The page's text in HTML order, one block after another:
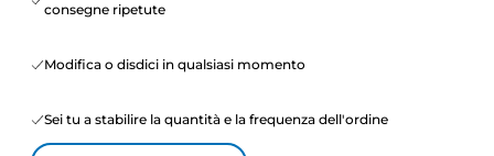
consegne ripetute
Modifica o disdici in qualsiasi momento
Sei tu a stabilire la quantità e la frequenza dell'ordine